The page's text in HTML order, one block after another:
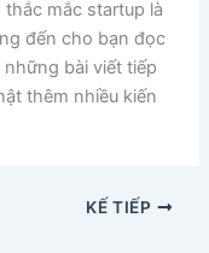
mắc startup là
đến cho bạn đọc
bài viết tiếp
thêm nhiều kiến
KẾ TIẾP